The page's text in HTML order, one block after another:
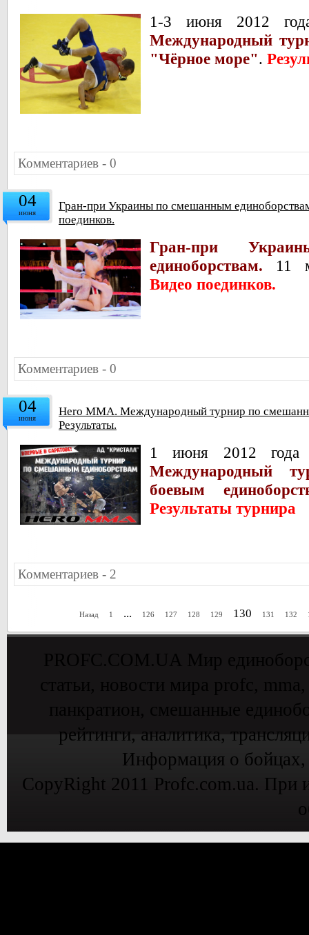
1-3 июня 2012
Международный
"Чёрное море".
Комментариев - 0
04
июня
Гран-при Украины по смешанным
поединков.
Гран-при
единоборствам. 11
Видео поединков.
Комментариев - 0
04
июня
Hero MMA. Международный турнир по
Результаты.
1 июня 2012 года
Международный
боевым
Результаты турнира
Комментариев - 2
Назад 1 ... 126 127 128 129 130 131 132
рейтинги, аналитика,
Информация о
CopyRight 2011 Profc.com.ua. При